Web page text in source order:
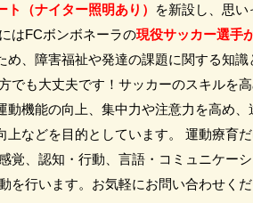
（ナイター照明あり）
を新設し、思
はFCボンボネーラの現役サッカー選手
め、障害福祉や発達の課題に関する知
も大丈夫です！サッカーのスキルを
動機能の向上、集中力や注意力を高め
上などを目的としています。 運動療育
覚、認知・行動、言語・コミュニケー
を行います。お気軽にお問い合わせくだ